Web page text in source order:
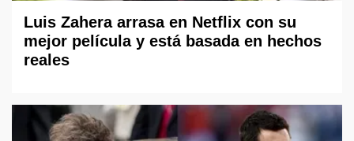
Luis Zahera arrasa en Netflix con su
mejor película y está basada en hechos
reales